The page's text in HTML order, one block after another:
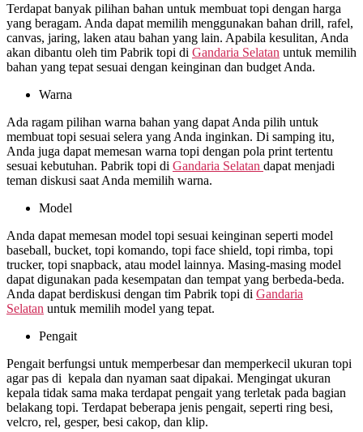
Terdapat banyak pilihan bahan untuk membuat topi dengan harga
yang beragam. Anda dapat memilih menggunakan bahan drill, rafel,
canvas, jaring, laken atau bahan yang lain. Apabila kesulitan, Anda
akan dibantu oleh tim Pabrik topi di Gandaria Selatan untuk memilih
bahan yang tepat sesuai dengan keinginan dan budget Anda.
Warna
Ada ragam pilihan warna bahan yang dapat Anda pilih untuk
membuat topi sesuai selera yang Anda inginkan. Di samping itu,
Anda juga dapat memesan warna topi dengan pola print tertentu
sesuai kebutuhan. Pabrik topi di Gandaria Selatan dapat menjadi
teman diskusi saat Anda memilih warna.
Model
Anda dapat memesan model topi sesuai keinginan seperti model
baseball, bucket, topi komando, topi face shield, topi rimba, topi
trucker, topi snapback, atau model lainnya. Masing-masing model
dapat digunakan pada kesempatan dan tempat yang berbeda-beda.
Anda dapat berdiskusi dengan tim Pabrik topi di Gandaria
Selatan untuk memilih model yang tepat.
Pengait
Pengait berfungsi untuk memperbesar dan memperkecil ukuran topi
agar pas di kepala dan nyaman saat dipakai. Mengingat ukuran
kepala tidak sama maka terdapat pengait yang terletak pada bagian
belakang topi. Terdapat beberapa jenis pengait, seperti ring besi,
velcro, rel, gesper, besi cakop, dan klip.